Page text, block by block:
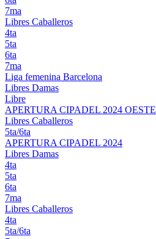
7ma
Libres Caballeros
4ta
5ta
6ta
7ma
Liga femenina Barcelona
Libres Damas
Libre
APERTURA CIPADEL 2024 OESTE
Libres Caballeros
5ta/6ta
APERTURA CIPADEL 2024
Libres Damas
4ta
5ta
6ta
7ma
Libres Caballeros
4ta
5ta/6ta